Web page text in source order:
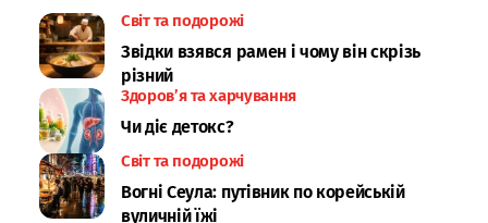
Світ та подорожі
Звідки взявся рамен і чому він скрізь
різний
Здоров’я та харчування
Чи діє детокс?
Світ та подорожі
Вогні Сеула: путівник по корейській
вуличній їжі